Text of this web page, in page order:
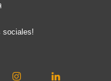
sociales!